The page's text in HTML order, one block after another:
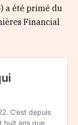
a été primé du
Financial